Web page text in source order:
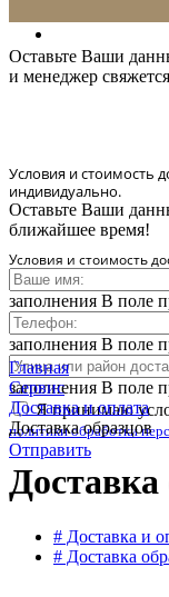
* Количество
Оставьте Ваши
и менеджер
Условия и стоимость
индивидуально.
Оставьте Ваши
ближайшее время!
Условия и стоимость
заполнения В поле
заполнения В поле
заполнения В поле
Я принимаю
политики обработки
Отправить
Главная
Сервис
Доставка и оплата
Доставка образцов
Доставка
# Доставка и
# Доставка